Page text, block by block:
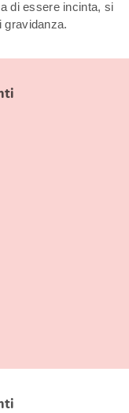
di essere incinta, si
gravidanza.